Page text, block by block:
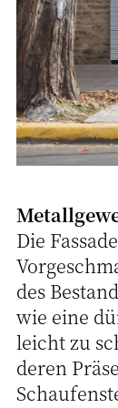
Die
des
wie eine
leicht zu
deren